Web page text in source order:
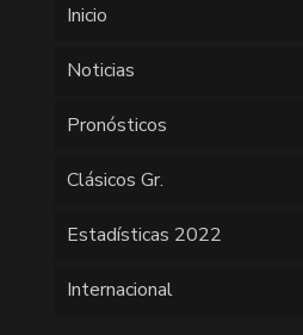
Inicio
Noticias
Pronósticos
Clásicos Gr.
Estadísticas 2022
Internacional